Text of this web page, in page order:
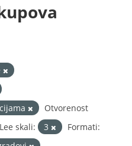
Otvorenost
skali:
3
Formati: